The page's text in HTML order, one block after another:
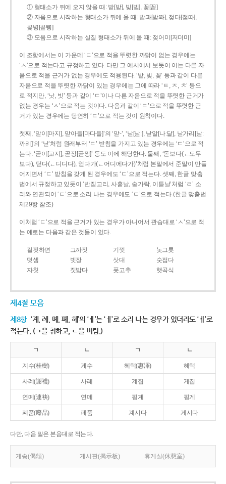
① 형태소가 뒤에 오지 않을 때: 밭[받], 빚[빋], 꽃[꼳]
② 자음으로 시작하는 형태소가 뒤에 올 때: 밭과[받꽈], 젖다[젇따],
꽃병[꼳뼝]
③ 모음으로 시작하는 실질 형태소가 뒤에 올 때: 젖어미[저더미]
이 조항에서는 이 가운데 ‘ㄷ’으로 적을 뚜렷한 까닭이 없는 경우에는
‘ㅅ’으로 적는다고 규정하고 있다. 다만 그 예시에서 보듯이 이는 다른 자
음으로 적을 근거가 없는 경우에도 적용된다. ‘밭, 빚, 꽃’ 등과 같이 다른
자음으로 적을 뚜렷한 까닭이 있는 경우에는 그에 따라 ‘ㅌ, ㅈ, ㅊ’ 등으
로 적지만, ‘낫, 빗’ 등과 같이 ‘ㄷ’이나 다른 자음으로 적을 뚜렷한 근거가
없는 경우는 ‘ㅅ’으로 적는 것이다. 다음과 같이 ‘ㄷ’으로 적을 뚜렷한 근
거가 있는 경우에는 당연히 ‘ㄷ’으로 적는 것이 원칙이다.
첫째, ‘맏이[마지], 맏아들[마다들]’의 ‘맏-’, ‘낟[낟ː], 낟알[나ː달], 낟가리[낟ː
까리]’의 ‘낟’처럼 원래부터 ‘ㄷ’ 받침을 가지고 있는 경우에는 ‘ㄷ’으로 적
는다. ‘곧이[고지], 곧장[곧짱]’ 등도 이에 해당한다. 둘째, ‘돋보다(←도두
보다), 딛다(←디디다), 얻다가(←어디에다가)’처럼 본말에서 준말이 만들
어지면서 ‘ㄷ’ 받침을 갖게 된 경우에도 ‘ㄷ’으로 적는다. 셋째, 한글 맞춤
법에서 규정하고 있듯이 ‘반짇고리, 사흗날, 숟가락, 이튿날’처럼 ‘ㄹ’ 소
리와 연관되어 ‘ㄷ’으로 소리 나는 경우에도 ‘ㄷ’으로 적는다.(한글 맞춤법
제29항 참조)
이처럼 ‘ㄷ’으로 적을 근거가 있는 경우가 아니어서 관습대로 ‘ㅅ’으로 적
는 예로는 다음과 같은 것들이 있다.
걸핏하면 그까짓 기껏
놋그릇
덧셈
빗장 삿대
숫접다
자칫
짓밟다 풋고추 햇곡식
제4절 모음
제8항 ‘계, 례, 몌, 폐, 혜’의 ‘ㅖ’는 ‘ㅔ’로 소리 나는 경우가 있더라도 ‘ㅖ’로
적는다. (ㄱ을 취하고, ㄴ을 버림.)
ㄱ ㄴ ㄱ ㄴ
계수(桂樹) 게수 혜택(惠澤) 헤택
사례(謝禮) 사레 계집 게집
연몌(連袂) 연메 핑계 핑게
폐품(廢品) 페품 계시다 게시다
다만, 다음 말은 본음대로 적는다.
게송(偈頌) 게시판(揭示板) 휴게실(休憩室)